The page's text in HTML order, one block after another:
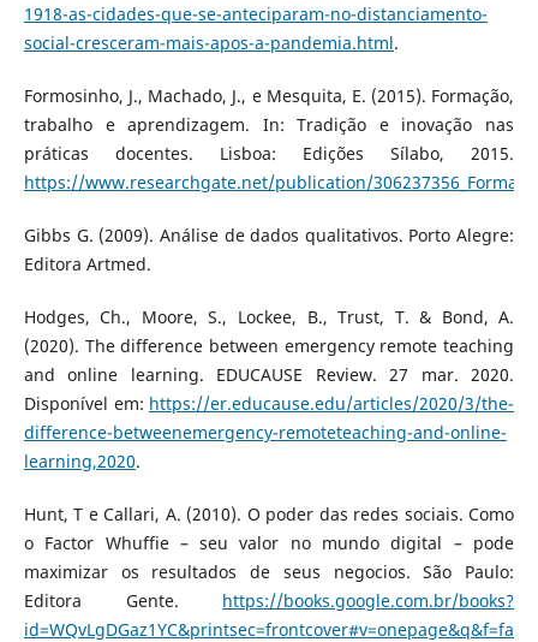
1918-as-cidades-que-se-anteciparam-no-distanciamento-
social-cresceram-mais-apos-a-pandemia.html.
Formosinho, J., Machado, J., e Mesquita, E. (2015). Formação,
trabalho e aprendizagem. In: Tradição e inovação nas
práticas docentes. Lisboa: Edições Sílabo, 2015.
https://www.researchgate.net/publication/
Gibbs G. (2009). Análise de dados qualitativos. Porto Alegre:
Editora Artmed.
Hodges, Ch., Moore, S., Lockee, B., Trust, T. & Bond, A.
(2020). The difference between emergency remote teaching
and online learning. EDUCAUSE Review. 27 mar. 2020.
Disponível em: https://er.educause.edu/articles/2020/3/the-
difference-betweenemergency-remoteteaching-and-online-
learning,2020.
Hunt, T e Callari, A. (2010). O poder das redes sociais. Como
o Factor Whuffie – seu valor no mundo digital – pode
maximizar os resultados de seus negocios. São Paulo:
Editora Gente. https://books.google.com.br/books?
id=WQvLgDGaz1YC&printsec=frontcover#v=onepage&q&f=false